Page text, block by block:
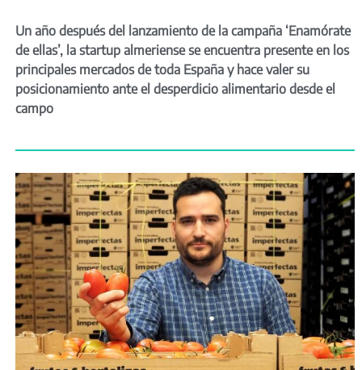
Un año después del lanzamiento de la campaña ‘Enamórate
de ellas’, la startup almeriense se encuentra presente en los
principales mercados de toda España y hace valer su
posicionamiento ante el desperdicio alimentario desde el
campo